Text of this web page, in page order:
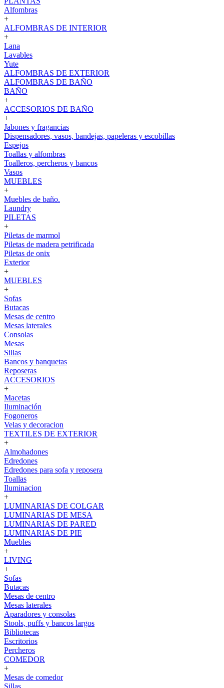
Alfombras
+
ALFOMBRAS DE INTERIOR
+
Lana
Lavables
Yute
ALFOMBRAS DE EXTERIOR
ALFOMBRAS DE BAÑO
BAÑO
+
ACCESORIOS DE BAÑO
+
Jabones y fragancias
Dispensadores, vasos, bandejas, papeleras y escobillas
Espejos
Toallas y alfombras
Toalleros, percheros y bancos
Vasos
MUEBLES
+
Muebles de baño.
Laundry
PILETAS
+
Piletas de marmol
Piletas de madera petrificada
Piletas de onix
Exterior
+
MUEBLES
+
Sofas
Butacas
Mesas de centro
Mesas laterales
Consolas
Mesas
Sillas
Bancos y banquetas
Reposeras
ACCESORIOS
+
Macetas
Iluminación
Fogoneros
Velas y decoracion
TEXTILES DE EXTERIOR
+
Almohadones
Edredones
Edredones para sofa y reposera
Toallas
Iluminacion
+
LUMINARIAS DE COLGAR
LUMINARIAS DE MESA
LUMINARIAS DE PARED
LUMINARIAS DE PIE
Muebles
+
LIVING
+
Sofas
Butacas
Mesas de centro
Mesas laterales
Aparadores y consolas
Stools, puffs y bancos largos
Bibliotecas
Escritorios
Percheros
COMEDOR
+
Mesas de comedor
Sillas